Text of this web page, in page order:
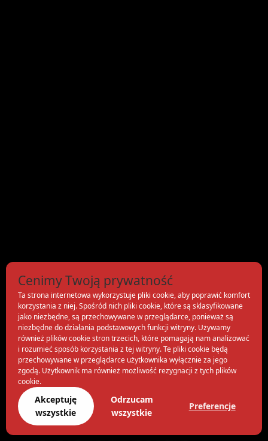
Cenimy Twoją prywatność
Ta strona internetowa wykorzystuje pliki cookie, aby poprawić komfort
korzystania z niej. Spośród nich pliki cookie, które są sklasyfikowane
jako niezbędne, są przechowywane w przeglądarce, ponieważ są
niezbędne do działania podstawowych funkcji witryny. Używamy
również plików cookie stron trzecich, które pomagają nam analizować
i rozumieć sposób korzystania z tej witryny. Te pliki cookie będą
przechowywane w przeglądarce użytkownika wyłącznie za jego
zgodą. Użytkownik ma również możliwość rezygnacji z tych plików
cookie.
Akceptuję
wszystkie
Odrzucam
wszystkie
Preferencje